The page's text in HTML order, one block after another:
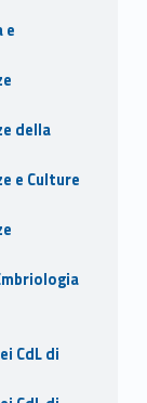
e
della
e Culture
CdL di